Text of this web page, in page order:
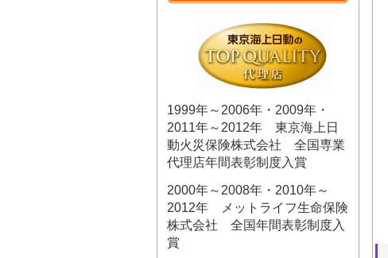
1999年～2006年・2009年・
2011年～2012年 東京海上日
動火災保険株式会社 全国専業
代理店年間表彰制度入賞
2000年～2008年・2010年～
2012年 メットライフ生命保険
株式会社 全国年間表彰制度入
賞